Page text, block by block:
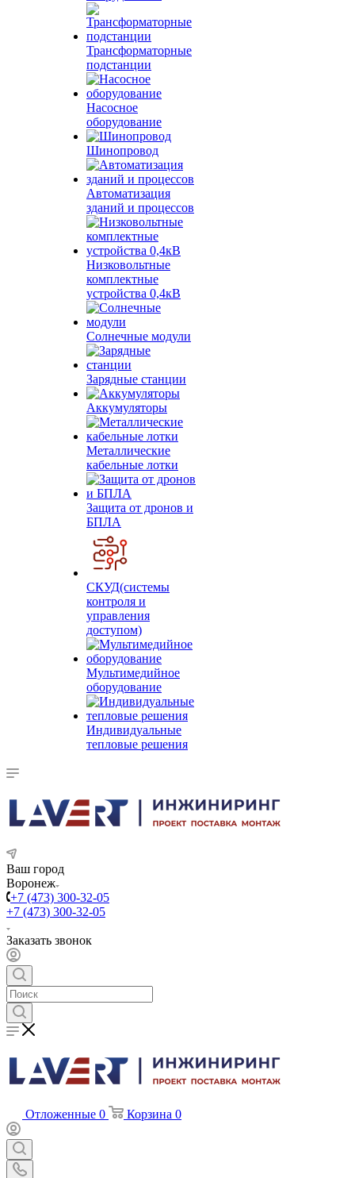
Трансформаторные
подстанции
Насосное
оборудование
Шинопровод
Автоматизация
зданий и процессов
Низковольтные
комплектные
устройства 0,4кВ
Солнечные модули
Зарядные станции
Аккумуляторы
Металлические
кабельные лотки
Защита от дронов и
БПЛА
СКУД(системы
контроля и
управления
доступом)
Мультимедийное
оборудование
Индивидуальные
тепловые решения
Ваш город
Воронеж
+7 (473) 300-32-05
+7 (473) 300-32-05
Заказать звонок
Отложенные 0 Корзина 0